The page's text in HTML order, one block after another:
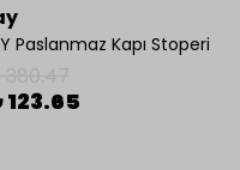
Paslanmaz Kapı Stoperi
123.65